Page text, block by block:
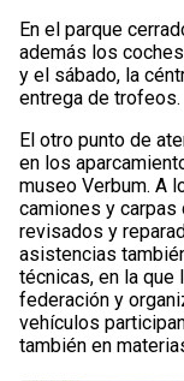
En el parque
además los
y el sábado, la
entrega de trofeos.
El otro punto de
en los
museo Verbum. A
camiones y
revisados y
asistencias
técnicas, en la
federación y
vehículos
también en